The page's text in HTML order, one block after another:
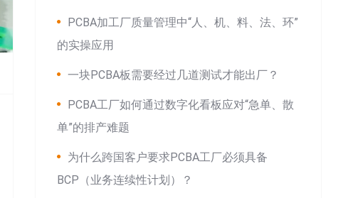
PCBA加工厂质量管理中“人、机、料、法、环”
的实操应用
一块PCBA板需要经过几道测试才能出厂？
PCBA工厂如何通过数字化看板应对“急单、散
单”的排产难题
为什么跨国客户要求PCBA工厂必须具备
BCP（业务连续性计划）？